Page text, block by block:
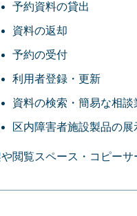
予約資料の貸出
資料の返却
予約の受付
利用者登録・更新
資料の検索・簡易な相談
区内障害者施設製品の展
閲覧スペース・コピー